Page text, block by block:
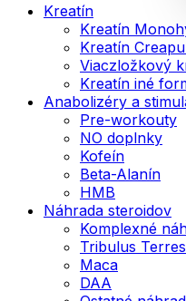
Kreatín
Kreatín
Kreatín
Viaczložkový
Kreatín iné
Anabolizéry a
Pre-workouty
NO doplnky
Kofeín
Beta-Alanín
HMB
Náhrada steroidov
Komplexné
Tribulus
Maca
DAA